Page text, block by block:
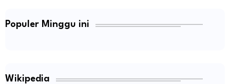
Populer Minggu ini
Wikipedia